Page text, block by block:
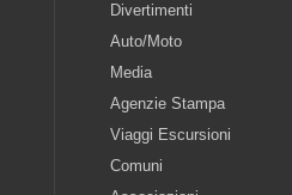
Divertimenti
Auto/Moto
Media
Agenzie Stampa
Viaggi Escursioni
Comuni